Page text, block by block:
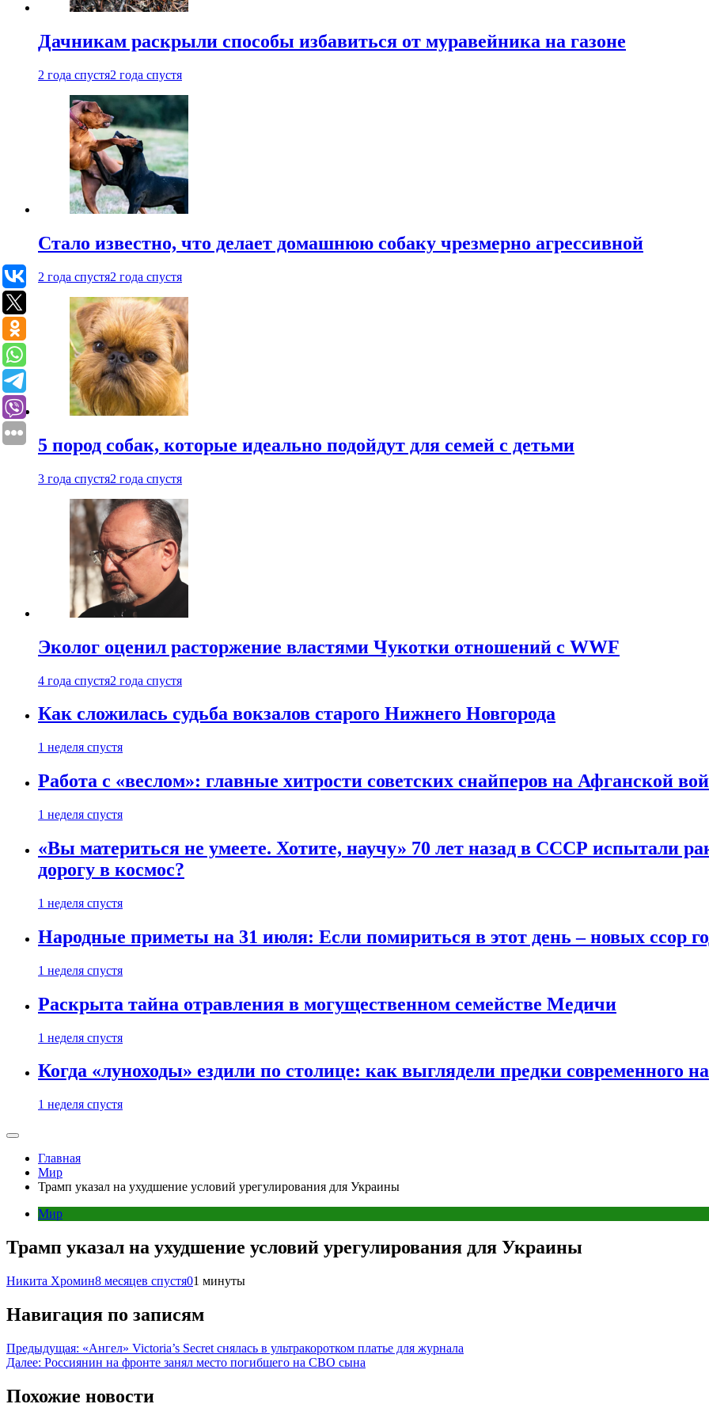
Дачникам раскрыли способы избавиться от муравейника на газоне
2 года спустя2 года спустя
Стало известно, что делает домашнюю собаку чрезмерно агрессивной
2 года спустя2 года спустя
5 пород собак, которые идеально подойдут для семей с детьми
3 года спустя2 года спустя
Эколог оценил расторжение властями Чукотки отношений с WWF
4 года спустя2 года спустя
Как сложилась судьба вокзалов старого Нижнего Новгорода
1 неделя спустя
Работа с «веслом»: главные хитрости советских снайперов на Афганской
1 неделя спустя
«Вы материться не умеете. Хотите, научу» 70 лет назад в СССР испытали
дорогу в космос?
1 неделя спустя
Народные приметы на 31 июля: Если помириться в этот день – новых ссор
1 неделя спустя
Раскрыта тайна отравления в могущественном семействе Медичи
1 неделя спустя
Когда «луноходы» ездили по столице: как выглядели предки современного
1 неделя спустя
Главная
Мир
Трамп указал на ухудшение условий урегулирования для Украины
Мир
Трамп указал на ухудшение условий урегулирования для Украины
Никита Хромин8 месяцев спустя01 минуты
Навигация по записям
Предыдущая: «Ангел» Victoria’s Secret снялась в ультракоротком платье для журнала
Далее: Россиянин на фронте занял место погибшего на СВО сына
Похожие новости